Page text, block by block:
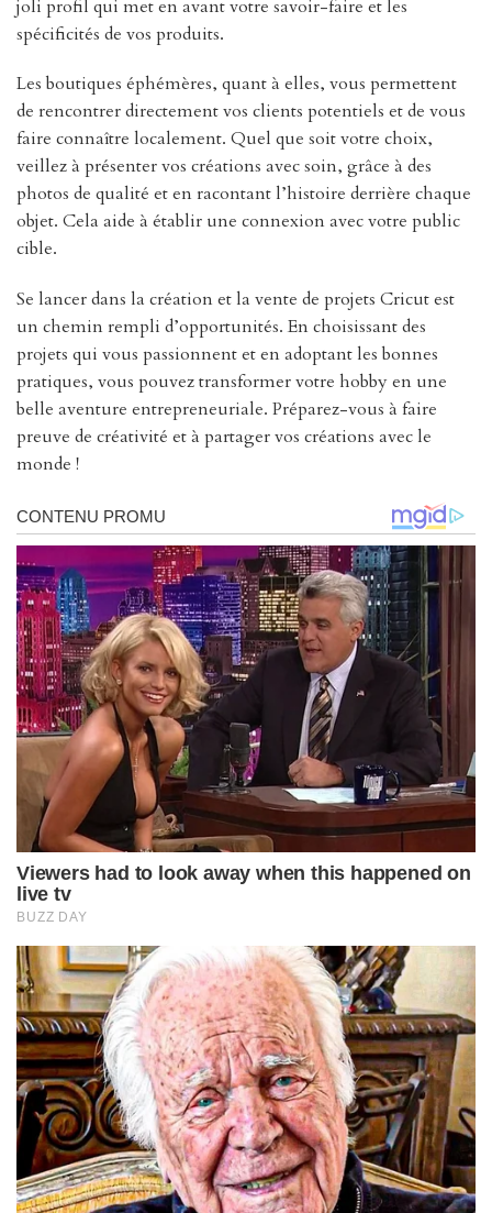
joli profil qui met en avant votre savoir-faire et les
spécificités de vos produits.
Les boutiques éphémères, quant à elles, vous permettent
de rencontrer directement vos clients potentiels et de vous
faire connaître localement. Quel que soit votre choix,
veillez à présenter vos créations avec soin, grâce à des
photos de qualité et en racontant l’histoire derrière chaque
objet. Cela aide à établir une connexion avec votre public
cible.
Se lancer dans la création et la vente de projets Cricut est
un chemin rempli d’opportunités. En choisissant des
projets qui vous passionnent et en adoptant les bonnes
pratiques, vous pouvez transformer votre hobby en une
belle aventure entrepreneuriale. Préparez-vous à faire
preuve de créativité et à partager vos créations avec le
monde !